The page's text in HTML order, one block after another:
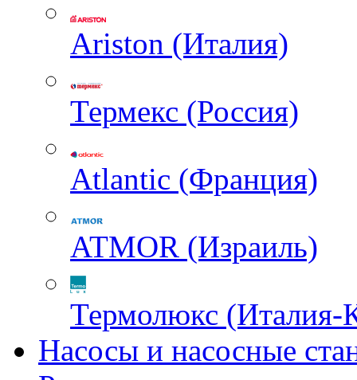
Ariston (Италия)
Термекс (Россия)
Atlantic (Франция)
ATMOR (Израиль)
Термолюкс (Италия-
Насосы и насосные